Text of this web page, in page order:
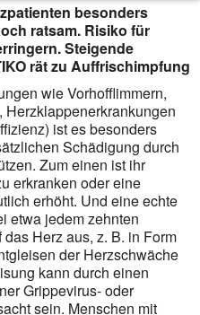
besonders
ratsam. Risiko für
Steigende
rät zu Auffrischimpfung
wie Vorhofflimmern,
ist es besonders
Schädigung durch
Zum einen ist ihr
erkranken oder eine
erhöht. Und eine echte
etwa jedem zehnten
Herz aus, z. B. in Form
der Herzschwäche
kann durch einen
Grippevirus- oder
sein. Menschen mit